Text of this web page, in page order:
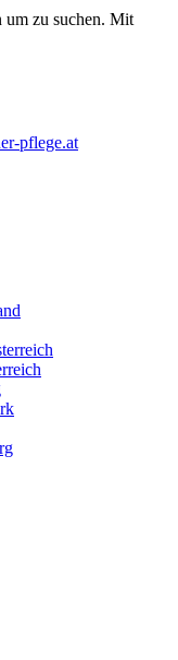
um zu suchen. Mit
pflege.at